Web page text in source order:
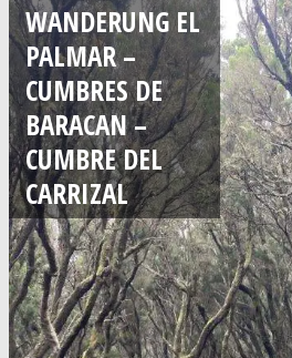
WANDERUNG EL
PALMAR –
CUMBRES DE
BARACAN –
CUMBRE DEL
CARRIZAL